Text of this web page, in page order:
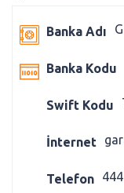
Banka Adı
Banka Kodu
Swift Kodu
İnternet
Telefon